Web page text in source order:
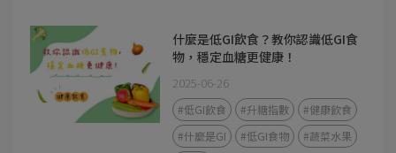
什麼是低GI飲食？教你認識低GI食
物，穩定血糖更健康！
2025-06-26
#低GI飲食 #升糖指數
#健康飲食
#什麼是GI
#低GI食物
#蔬菜水果